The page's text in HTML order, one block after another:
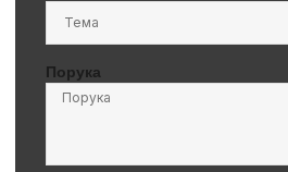
Порука